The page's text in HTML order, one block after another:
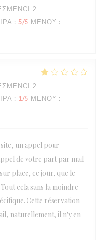
2
: 5/5 ΜΕΝΟΎ :
2
: 1/5 ΜΕΝΟΎ :
un appel pour
de votre part par mail
place, ce jour, que le
cela sans la moindre
Cette réservation
naturellement, il n'y en